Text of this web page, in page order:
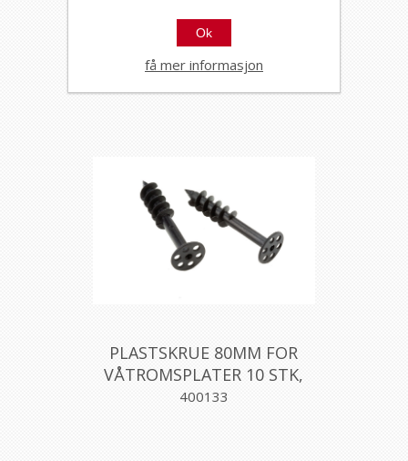
102043
PLASTSKRUE 80MM FOR
VÅTROMSPLATER 10 STK,
AQUALEX
400133
Ok
få mer informasjon